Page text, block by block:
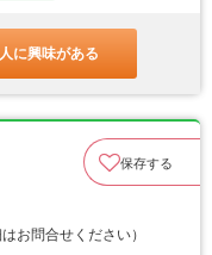
に興味がある
保存する
お問合せください）